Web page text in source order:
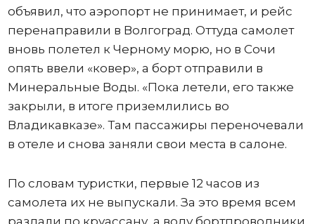
объявил, что аэропорт не принимает, и рейс
перенаправили в Волгоград. Оттуда самолет
вновь полетел к Черному морю, но в Сочи
опять ввели «ковер», а борт отправили в
Минеральные Воды. «Пока летели, его также
закрыли, в итоге приземлились во
Владикавказе». Там пассажиры переночевали
в отеле и снова заняли свои места в салоне.
По словам туристки, первые 12 часов из
самолета их не выпускали. За это время всем
раздали по круассану, а воду бортпроводники